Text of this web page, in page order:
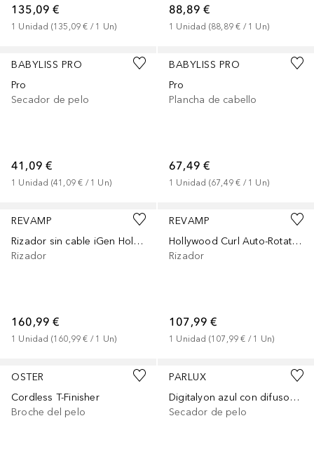
135,09 €
1 Unidad (135,09 € / 1 Un)
88,89 €
1 Unidad (88,89 € / 1 Un)
BABYLISS PRO
Pro
Secador de pelo
41,09 €
1 Unidad (41,09 € / 1 Un)
BABYLISS PRO
Pro
Plancha de cabello
67,49 €
1 Unidad (67,49 € / 1 Un)
REVAMP
Rizador sin cable iGen Hollywood
Rizador
160,99 €
1 Unidad (160,99 € / 1 Un)
REVAMP
Hollywood Curl Auto-Rotate Ceramic Curler
Rizador
107,99 €
1 Unidad (107,99 € / 1 Un)
OSTER
Cordless T-Finisher
Broche del pelo
PARLUX
Digitalyon azul con difusor Magic Sense
Secador de pelo